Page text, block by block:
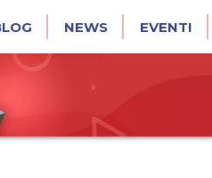
NEWS EVENTI